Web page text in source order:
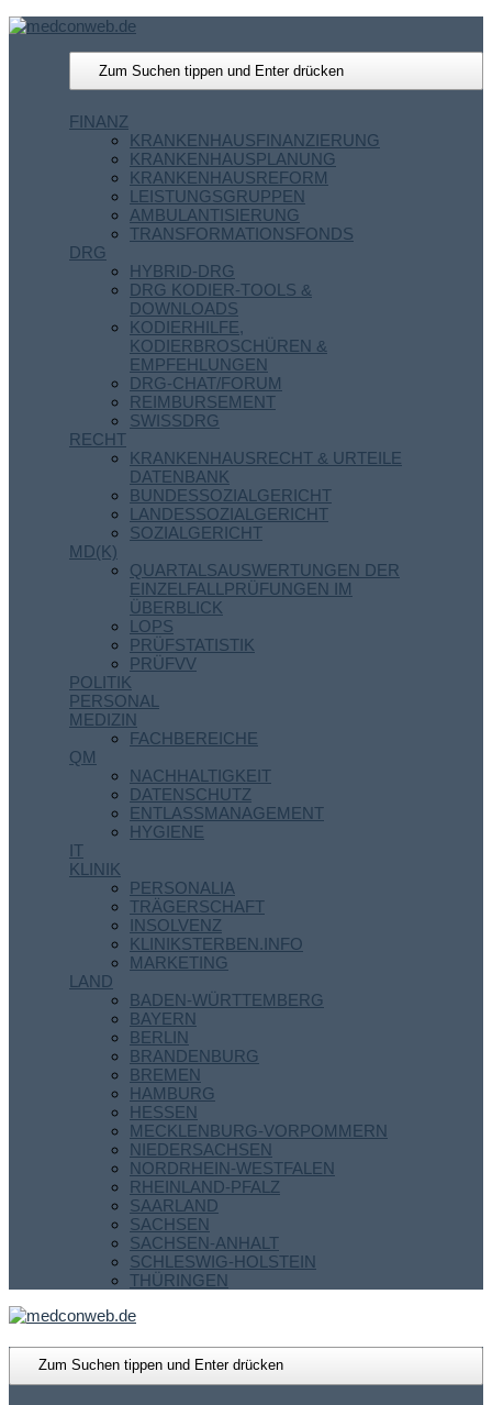
FINANZ
KRANKENHAUSFINANZIERUNG
KRANKENHAUSPLANUNG
KRANKENHAUSREFORM
LEISTUNGSGRUPPEN
AMBULANTISIERUNG
TRANSFORMATIONSFONDS
DRG
HYBRID-DRG
DRG KODIER-TOOLS &
DOWNLOADS
KODIERHILFE,
KODIERBROSCHÜREN &
EMPFEHLUNGEN
DRG-CHAT/FORUM
REIMBURSEMENT
SWISSDRG
RECHT
KRANKENHAUSRECHT & URTEILE
DATENBANK
BUNDESSOZIALGERICHT
LANDESSOZIALGERICHT
SOZIALGERICHT
MD(K)
QUARTALSAUSWERTUNGEN DER
EINZELFALLPRÜFUNGEN IM
ÜBERBLICK
LOPS
PRÜFSTATISTIK
PRÜFVV
POLITIK
PERSONAL
MEDIZIN
FACHBEREICHE
QM
NACHHALTIGKEIT
DATENSCHUTZ
ENTLASSMANAGEMENT
HYGIENE
IT
KLINIK
PERSONALIA
TRÄGERSCHAFT
INSOLVENZ
KLINIKSTERBEN.INFO
MARKETING
LAND
BADEN-WÜRTTEMBERG
BAYERN
BERLIN
BRANDENBURG
BREMEN
HAMBURG
HESSEN
MECKLENBURG-VORPOMMERN
NIEDERSACHSEN
NORDRHEIN-WESTFALEN
RHEINLAND-PFALZ
SAARLAND
SACHSEN
SACHSEN-ANHALT
SCHLESWIG-HOLSTEIN
THÜRINGEN